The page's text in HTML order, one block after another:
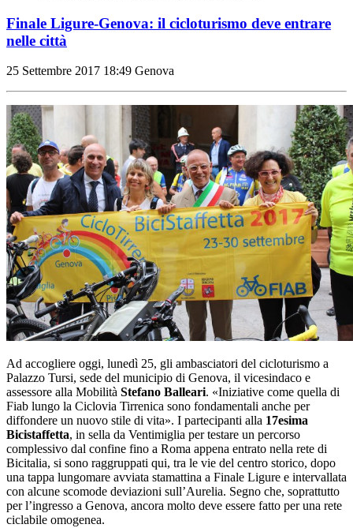
Finale Ligure-Genova: il cicloturismo deve entrare
nelle città
25 Settembre 2017 18:49 Genova
Ad accogliere oggi, lunedì 25, gli ambasciatori del cicloturismo a
Palazzo Tursi, sede del municipio di Genova, il vicesindaco e
assessore alla Mobilità Stefano Balleari. «Iniziative come quella di
Fiab lungo la Ciclovia Tirrenica sono fondamentali anche per
diffondere un nuovo stile di vita». I partecipanti alla 17esima
Bicistaffetta, in sella da Ventimiglia per testare un percorso
complessivo dal confine fino a Roma appena entrato nella rete di
Bicitalia, si sono raggruppati qui, tra le vie del centro storico, dopo
una tappa lungomare avviata stamattina a Finale Ligure e intervallata
con alcune scomode deviazioni sull’Aurelia. Segno che, soprattutto
per l’ingresso a Genova, ancora molto deve essere fatto per una rete
ciclabile omogenea.